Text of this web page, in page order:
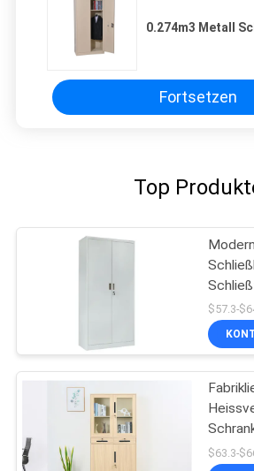
0.274m3 Metall
Fortsetzen
Top
$57.3-
$63.3-